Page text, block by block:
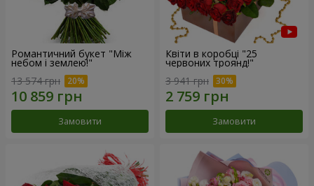
Романтичний букет "Між
небом і землею!"
13 574 грн
Замовити
Квіти в коробці "25
червоних троянд!"
3 941 грн
Замовити